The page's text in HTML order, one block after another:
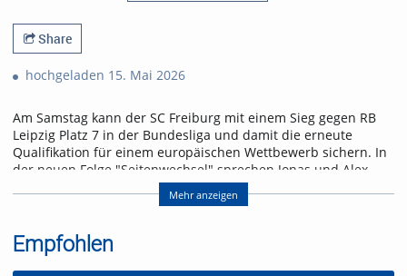
Share
hochgeladen 15. Mai 2026
Am Samstag kann der SC Freiburg mit einem Sieg gegen RB
Leipzig Platz 7 in der Bundesliga und damit die erneute
Qualifikation für einem europäischen Wettbewerb sichern. In
der neuen Folge "Seitenwechsel" sprechen Jonas und Alex
über das letzte Heimspiel der Saison und einen Leih-
Referent/in:
Andreas Nagel
Mehr anzeigen
Empfohlen